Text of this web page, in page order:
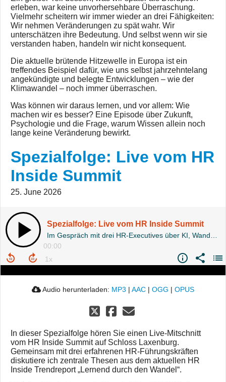
erleben, war keine unvorhersehbare Überraschung.
Vielmehr scheitern wir immer wieder an drei Fähigkeiten:
Wir nehmen Veränderungen zu spät wahr. Wir
unterschätzen ihre Bedeutung. Und selbst wenn wir sie
verstanden haben, handeln wir nicht konsequent.
Die aktuelle brütende Hitzewelle in Europa ist ein
treffendes Beispiel dafür, wie uns selbst jahrzehntelang
angekündigte und belegte Entwicklungen – wie der
Klimawandel – noch immer überraschen.
Was können wir daraus lernen, und vor allem: Wie
machen wir es besser? Eine Episode über Zukunft,
Psychologie und die Frage, warum Wissen allein noch
lange keine Veränderung bewirkt.
Spezialfolge: Live vom HR
Inside Summit
25. June 2026
Spezialfolge: Live vom HR Inside Summit
00:00
Audio herunterladen: MP3 | AAC | OGG | OPUS
In dieser Spezialfolge hören Sie einen Live-Mitschnitt
vom HR Inside Summit auf Schloss Laxenburg.
Gemeinsam mit drei erfahrenen HR-Führungskräften
diskutiere ich zentrale Thesen aus dem aktuellen HR
Inside Trendreport „Lernend durch den Wandel“.